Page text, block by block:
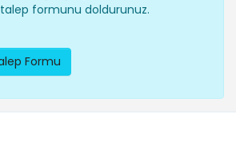
formunu doldurunuz.
Formu